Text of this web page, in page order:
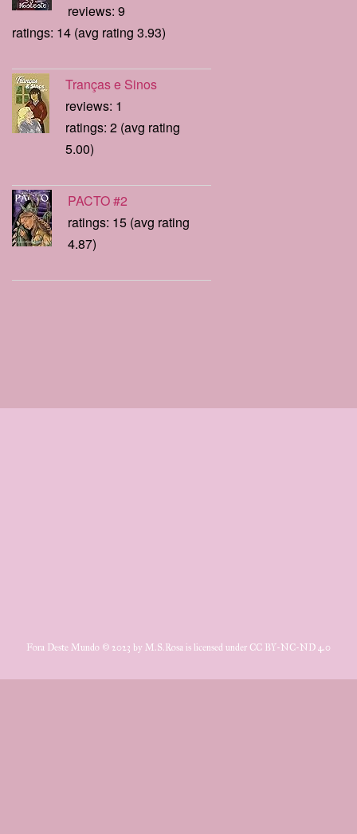
reviews: 9
ratings: 14 (avg rating 3.93)
Tranças e Sinos
reviews: 1
ratings: 2 (avg rating
5.00)
PACTO #2
ratings: 15 (avg rating
4.87)
Fora Deste Mundo © 2023 by M.S.Rosa is licensed under CC BY-NC-ND 4.0